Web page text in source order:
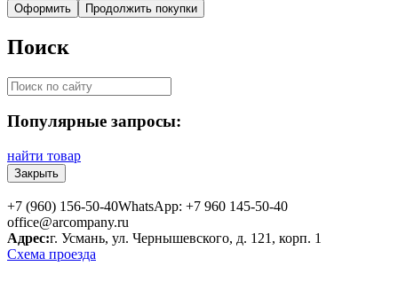
Оформить Продолжить покупки
Поиск
Популярные запросы:
найти товар
Закрыть
+7 (960) 156-50-40WhatsApp: +7 960 145-50-40
office@arcompany.ru
Адрес:г. Усмань, ул. Чернышевского, д. 121, корп. 1
Схема проезда